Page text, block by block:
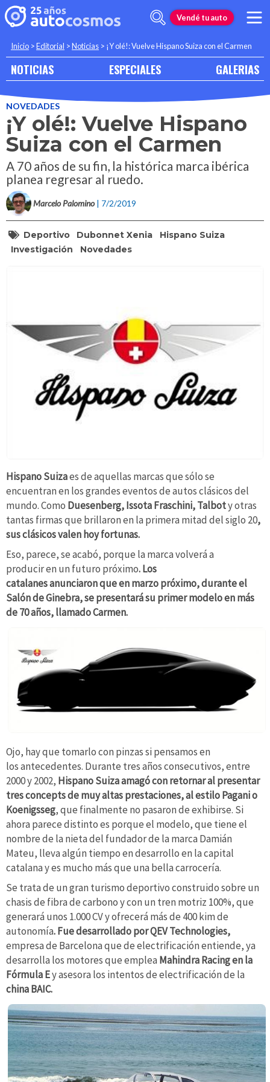
Vendé tu auto
Inicio >Editorial >Noticias > ¡Y olé!: Vuelve Hispano Suiza con el Carmen
NOTICIAS ESPECIALES GALERIAS
NOVEDADES
¡Y olé!: Vuelve Hispano
Suiza con el Carmen
A 70 años de su fin, la histórica marca ibérica
planea regresar al ruedo.
Marcelo Palomino | 7/2/2019
Deportivo Dubonnet Xenia
Hispano Suiza
Investigación
Novedades
Hispano Suizaes de aquellas marcas que sólo se
encuentran en los grandes eventos de autos clásicos del
mundo. Como Duesenberg, Issota Fraschini, Talboty otras
tantas firmas que brillaron en la primera mitad del siglo 20,
sus clásicos valen hoy fortunas.
Eso, parece, se acabó, porque la marca volverá a
producir en un futuro próximo. Los
catalanes anunciaron que en marzo próximo, durante el
Salón de Ginebra, se presentará su primer modelo en más
de 70 años, llamado Carmen.
Ojo, hay que tomarlo con pinzas si pensamos en
los antecedentes. Durante tres años consecutivos, entre
2000 y 2002, Hispano Suiza amagó con retornar al presentar
tres concepts de muy altas prestaciones, al estilo Pagani o
Koenigsseg, que finalmente no pasaron de exhibirse. Si
ahora parece distinto es porque el modelo, que tiene el
nombre de la nieta del fundador de la marca Damián
Mateu, lleva algún tiempo en desarrollo en la capital
catalana y es mucho más que una bella carrocería.
Se trata de un gran turismo deportivo construido sobre un
chasis de fibra de carbono y con un tren motriz 100%, que
generará unos 1.000 CV y ofrecerá más de 400 kim de
autonomía. Fue desarrollado por QEV Technologies,
empresa de Barcelona que de electrificación entiende, ya
desarrolla los motores que emplea Mahindra Racing en la
Fórmula Ey asesora los intentos de electrificación de la
china BAIC.